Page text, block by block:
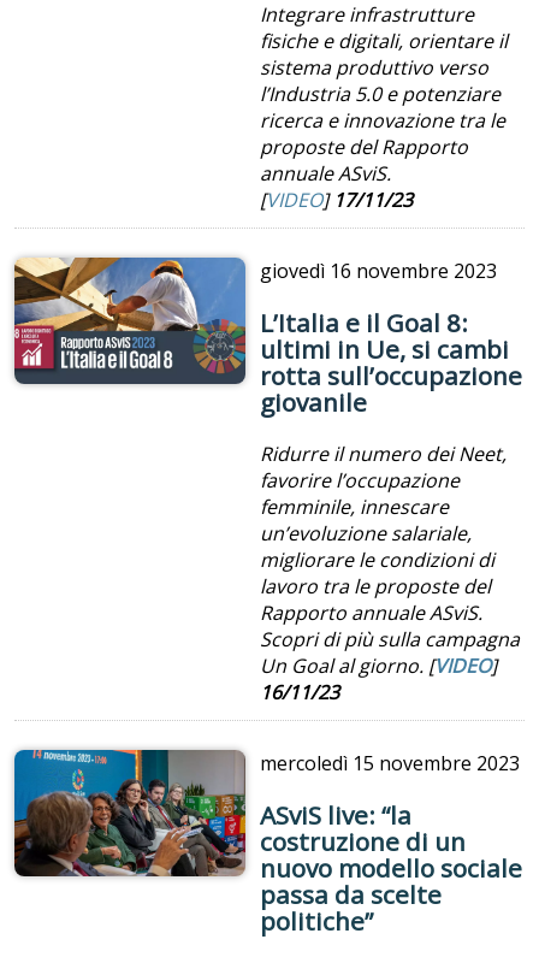
Integrare infrastrutture
fisiche e digitali, orientare il
sistema produttivo verso
l’Industria 5.0 e potenziare
ricerca e innovazione tra le
proposte del Rapporto
annuale ASviS.
[VIDEO] 17/11/23
giovedì 16 novembre 2023
L’Italia e il Goal 8:
ultimi in Ue, si cambi
rotta sull’occupazione
giovanile
Ridurre il numero dei Neet,
favorire l’occupazione
femminile, innescare
un’evoluzione salariale,
migliorare le condizioni di
lavoro tra le proposte del
Rapporto annuale ASviS.
Scopri di più sulla campagna
Un Goal al giorno. [VIDEO]
16/11/23
mercoledì 15 novembre 2023
ASviS live: “la
costruzione di un
nuovo modello sociale
passa da scelte
politiche”